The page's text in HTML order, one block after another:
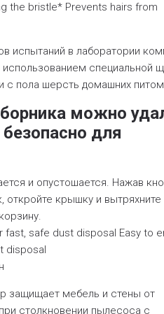
the bristle* Prevents hairs from
испытаний в лаборатории
специальной
с пола шерсть домашних
можно
для
и опустошается. Нажав
откройте крышку и вытряхните
fast, safe dust disposal Easy to
disposal
защищает мебель и стены от
столкновении пылесоса с